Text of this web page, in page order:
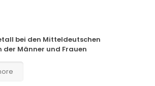
bei den Mitteldeutschen
der Männer und Frauen